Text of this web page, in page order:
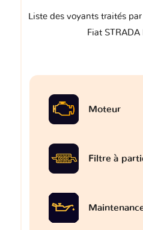
Liste des voyants traités
Fiat
Moteur
Filtre à